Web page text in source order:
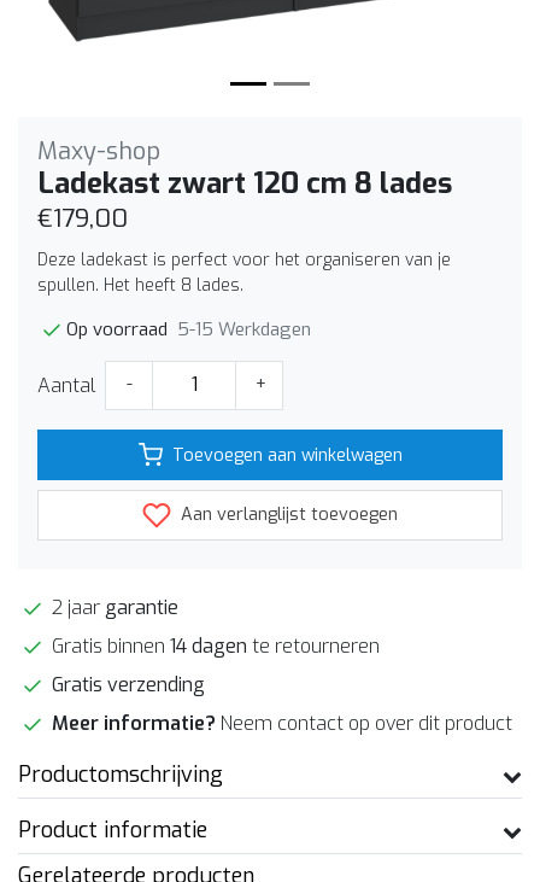
Maxy-shop
Ladekast zwart 120 cm 8 lades
€179,00
Deze ladekast is perfect voor het organiseren van je
spullen. Het heeft 8 lades.
Op voorraad 5-15 Werkdagen
Aantal - +
Toevoegen aan winkelwagen
Aan verlanglijst toevoegen
2 jaar garantie
Gratis binnen 14 dagen te retourneren
Gratis verzending
Meer informatie? Neem contact op over dit product
Productomschrijving
Product informatie